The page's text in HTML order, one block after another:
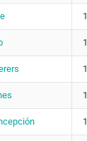
Antonia Vilches